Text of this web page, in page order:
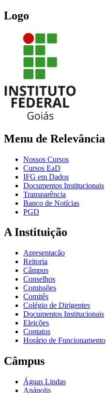
Logo
Menu de Relevância
Nossos Cursos
Cursos EaD
IFG em Dados
Documentos Institucionais
Transparência
Banco de Notícias
PGD
A Instituição
Apresentação
Reitoria
Câmpus
Conselhos
Comissões
Comitês
Colégio de Dirigentes
Documentos Institucionais
Eleições
Contatos
Horário de Funcionamento
Câmpus
Águas Lindas
Anápolis